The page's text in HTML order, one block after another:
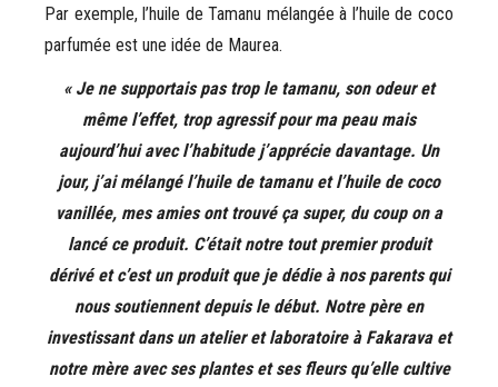
Par exemple, l’huile de Tamanu mélangée à l’huile de coco
parfumée est une idée de Maurea.
« Je ne supportais pas trop le tamanu, son odeur et
même l’effet, trop agressif pour ma peau mais
aujourd’hui avec l’habitude j’apprécie davantage. Un
jour, j’ai mélangé l’huile de tamanu et l’huile de coco
vanillée, mes amies ont trouvé ça super, du coup on a
lancé ce produit. C’était notre tout premier produit
dérivé et c’est un produit que je dédie à nos parents qui
nous soutiennent depuis le début. Notre père en
investissant dans un atelier et laboratoire à Fakarava et
notre mère avec ses plantes et ses fleurs qu’elle cultive